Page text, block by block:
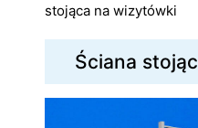
stojąca na wizytówki
Ściana